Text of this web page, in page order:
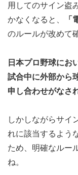
用してのサイン盗
かなくなると、
「
のルールが改めて
日本プロ野球にお
試合中に外部から
申し合わせがなさ
しかしながらサイ
れに該当するよう
ため、明確なルー
ね。